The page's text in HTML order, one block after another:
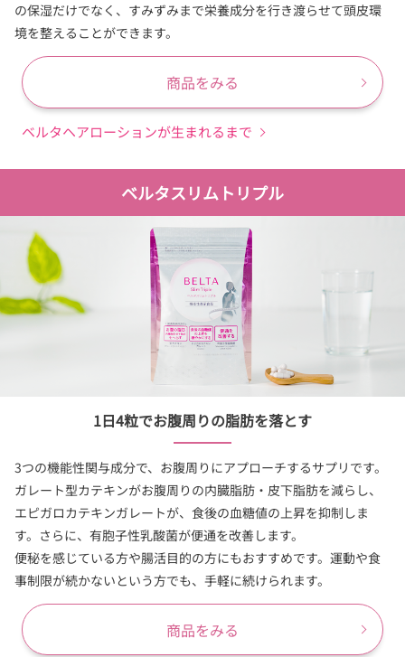
の保湿だけでなく、すみずみまで栄養成分を行き渡らせて頭皮環
境を整えることができます。
商品をみる
ベルタヘアローションが生まれるまで
ベルタスリムトリプル
1日4粒でお腹周りの脂肪を落とす
3つの機能性関与成分で、お腹周りにアプローチするサプリです。
ガレート型カテキンがお腹周りの内臓脂肪・皮下脂肪を減らし、
エピガロカテキンガレートが、食後の血糖値の上昇を抑制しま
す。さらに、有胞子性乳酸菌が便通を改善します。
便秘を感じている方や腸活目的の方にもおすすめです。運動や食
事制限が続かないという方でも、手軽に続けられます。
商品をみる